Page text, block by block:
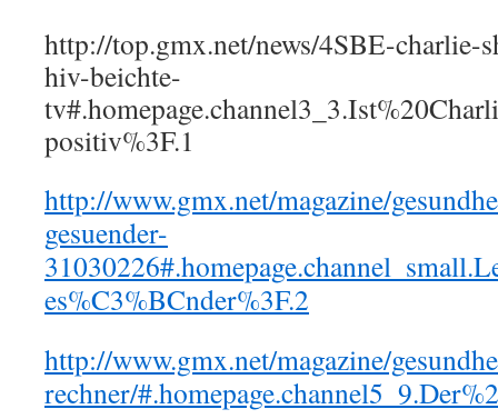
http://top.gmx.net/news/4SBE-charlie-
hiv-beichte-
positiv%3F.1
http://www.gmx.net/magazine/
gesuender-
es%C3%BCnder%3F.2
http://www.gmx.net/magazine/
rechner/